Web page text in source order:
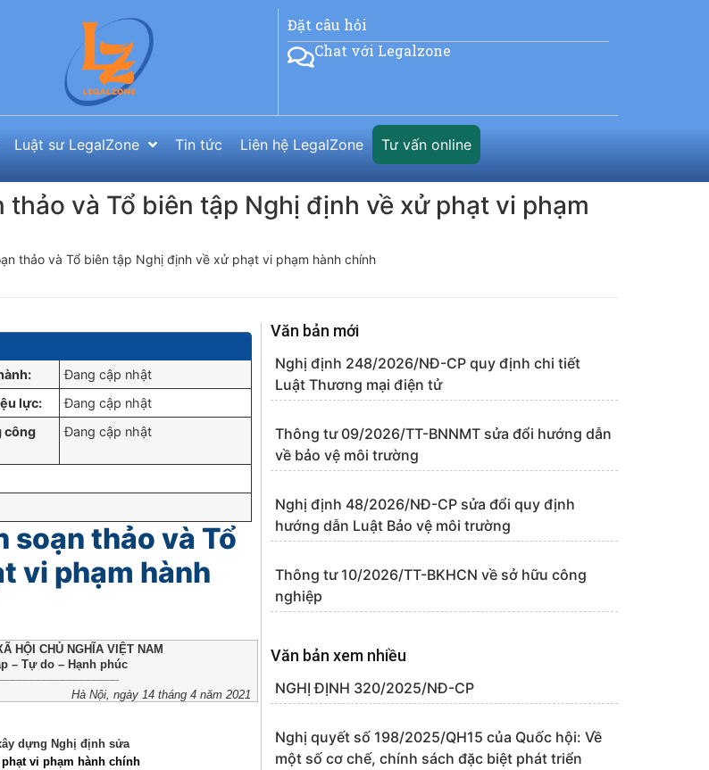
Đặt câu hỏi
Chat với Legalzone
Luật sư LegalZone Tin tức Liên hệ LegalZone Tư vấn online
và Tổ biên tập Nghị định về xử phạt vi phạm
thảo và Tổ biên tập Nghị định về xử phạt vi phạm hành chính
Đang cập nhật
lực:
Đang cập nhật
công
Đang cập nhật
soạn thảo và Tổ
vi phạm hành
HỘI CHỦ NGHĨA VIỆT NAM
– Tự do – Hạnh phúc
Hà Nội, ngày 14 tháng 4 năm 2021
dựng Nghị định sửa
vi phạm hành chính
Văn bản mới
Nghị định 248/2026/NĐ-CP quy định chi tiết
Luật Thương mại điện tử
Thông tư 09/2026/TT-BNNMT sửa đổi hướng dẫn
về bảo vệ môi trường
Nghị định 48/2026/NĐ-CP sửa đổi quy định
hướng dẫn Luật Bảo vệ môi trường
Thông tư 10/2026/TT-BKHCN về sở hữu công
nghiệp
Văn bản xem nhiều
NGHỊ ĐỊNH 320/2025/NĐ-CP
Nghị quyết số 198/2025/QH15 của Quốc hội: Về
một số cơ chế, chính sách đặc biệt phát triển